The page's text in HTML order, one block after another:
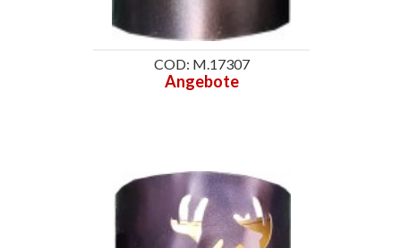
COD: M.17307
Angebote